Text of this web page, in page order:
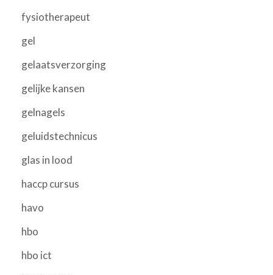
fysiotherapeut
gel
gelaatsverzorging
gelijke kansen
gelnagels
geluidstechnicus
glas in lood
haccp cursus
havo
hbo
hbo ict